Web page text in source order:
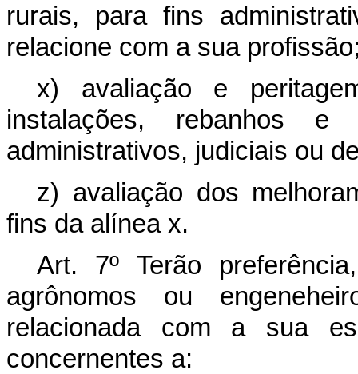
rurais, para fins
relacione com a sua
x) avaliação e
instalações, rebanhos e
administrativos, judiciais ou
z) avaliação dos
fins da alínea x.
Art. 7º Terão
agrônomos ou
relacionada com a sua
concernentes a: